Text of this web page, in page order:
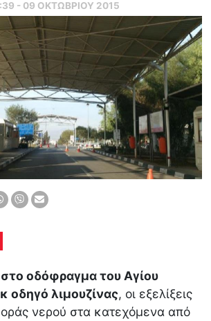
- 09 ΟΚΤΩΒΡΙΟΥ 2015
οδόφραγμα του Αγίου
οδηγό λιμουζίνας, οι εξελίξεις
νερού στα κατεχόμενα από